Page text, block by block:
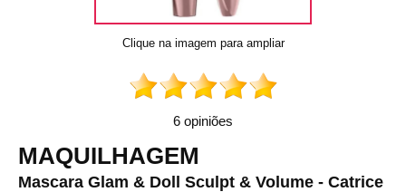
Clique na imagem para ampliar
6 opiniões
MAQUILHAGEM
Mascara Glam & Doll Sculpt & Volume - Catrice